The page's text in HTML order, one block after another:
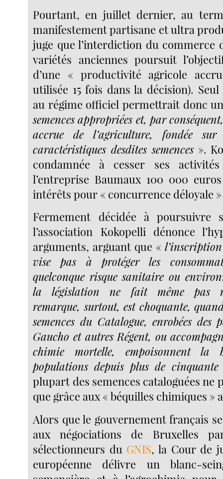
Pourtant, en juillet dernier, au
manifestement partisane et ultra
juge que l’interdiction du commerce
variétés anciennes poursuit
d’une « productivité agricole
utilisée 15 fois dans la décision). Seul
au régime officiel permettrait donc
semences appropriées et, par
accrue de l’agriculture, fondée
caractéristiques desdites semences».
condamnée à cesser ses
l’entreprise Baumaux 100 000
intérêts pour « concurrence déloyale »
Fermement décidée à poursuivre
l’association Kokopelli dénonce
arguments, arguant que «
vise pas à protéger les
quelconque risque sanitaire ou
la législation ne fait même pas
remarque, surtout, est choquante,
semences du Catalogue, enrobées des
Gaucho et autres Régent, ou
chimie mortelle, empoisonnent la
populations depuis plus de
plupart des semences cataloguées ne
que grâce aux « béquilles chimiques »
Alors que le gouvernement français
aux négociations de Bruxelles
sélectionneurs du GNIS, la Cour de
européenne délivre un blanc-